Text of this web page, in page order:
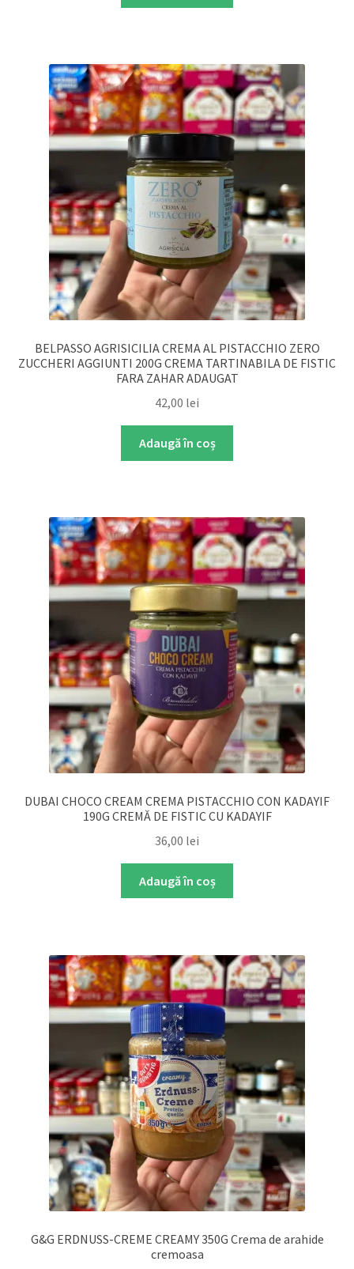
BELPASSO AGRISICILIA CREMA AL PISTACCHIO ZERO
ZUCCHERI AGGIUNTI 200G CREMA TARTINABILA DE FISTIC
FARA ZAHAR ADAUGAT
42,00 lei
Adaugă în coș
DUBAI CHOCO CREAM CREMA PISTACCHIO CON KADAYIF
190G CREMĂ DE FISTIC CU KADAYIF
36,00 lei
Adaugă în coș
G&G ERDNUSS-CREME CREAMY 350G Crema de arahide
cremoasa